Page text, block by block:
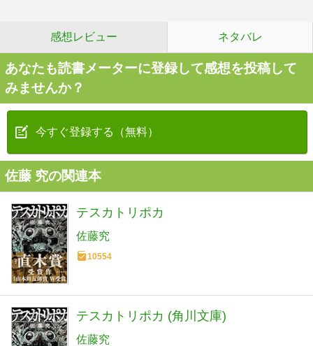
感想レビュー ネタバレ
あなたも読書メーターに登録して感想を投稿して
みませんか？
今すぐ登録する（無料）
佐藤 究の関連本
テスカトリポカ
佐藤究
10554
テスカトリポカ (角川文庫)
佐藤究